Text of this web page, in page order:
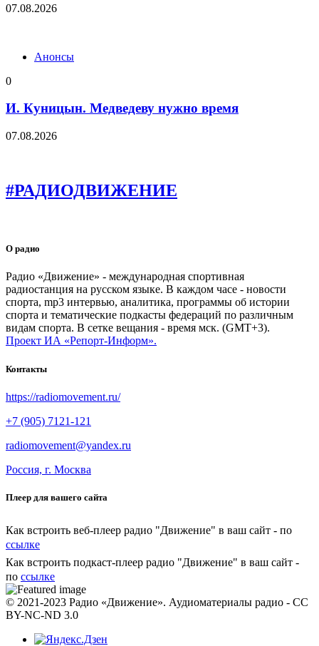
07.08.2026
Анонсы
0
И. Куницын. Медведеву нужно время
07.08.2026
#РАДИОДВИЖЕНИЕ
О радио
Радио «Движение» - международная спортивная
радиостанция на русском языке. В каждом часе - новости
спорта, mp3 интервью, аналитика, программы об истории
спорта и тематические подкасты федераций по различным
видам спорта. В сетке вещания - время мск. (GMT+3).
Проект ИА «Репорт-Информ».
Контакты
https://radiomovement.ru/
+7 (905) 7121-121
radiomovement@yandex.ru
Россия, г. Москва
Плеер для вашего сайта
Как встроить веб-плеер радио "Движение" в ваш сайт - по
ссылке
Как встроить подкаст-плеер радио "Движение" в ваш сайт -
по ссылке
© 2021-2023 Радио «Движение». Аудиоматериалы радио - CC
BY-NC-ND 3.0